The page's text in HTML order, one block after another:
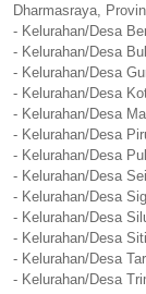
Dharmasraya,
- Kelurahan/Desa
- Kelurahan/Desa
- Kelurahan/Desa
- Kelurahan/Desa
- Kelurahan/Desa
- Kelurahan/Desa
- Kelurahan/Desa
- Kelurahan/Desa
- Kelurahan/Desa
- Kelurahan/Desa
- Kelurahan/Desa
- Kelurahan/Desa
- Kelurahan/Desa